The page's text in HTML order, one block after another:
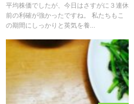
連休ってわけですね！
平均株価でしたが、今日はさすがに３連休
前の利確が強かったですね。 私たちもこ
の期間にしっかりと英気を養...